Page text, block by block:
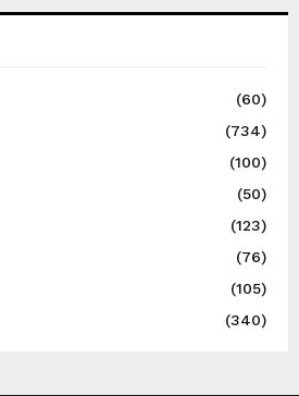
(60)
(734)
(100)
(50)
(123)
(76)
(105)
(340)